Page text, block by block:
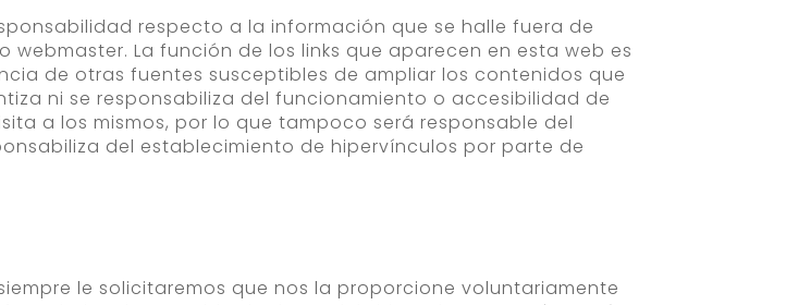
responsabilidad respecto a la información que se halle fuera de
La función de los links que aparecen en esta web es
de otras fuentes susceptibles de ampliar los contenidos que
ni se responsabiliza del funcionamiento o accesibilidad de
a los mismos, por lo que tampoco será responsable del
del establecimiento de hipervínculos por parte de
le solicitaremos que nos la proporcione voluntariamente